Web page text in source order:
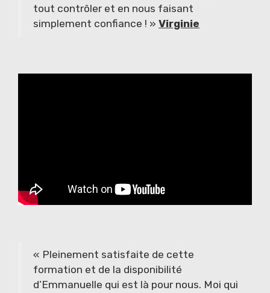
tout contrôler et en nous faisant
simplement confiance ! » Virginie
« Pleinement satisfaite de cette
formation et de la disponibilité
d’Emmanuelle qui est là pour nous. Moi qui